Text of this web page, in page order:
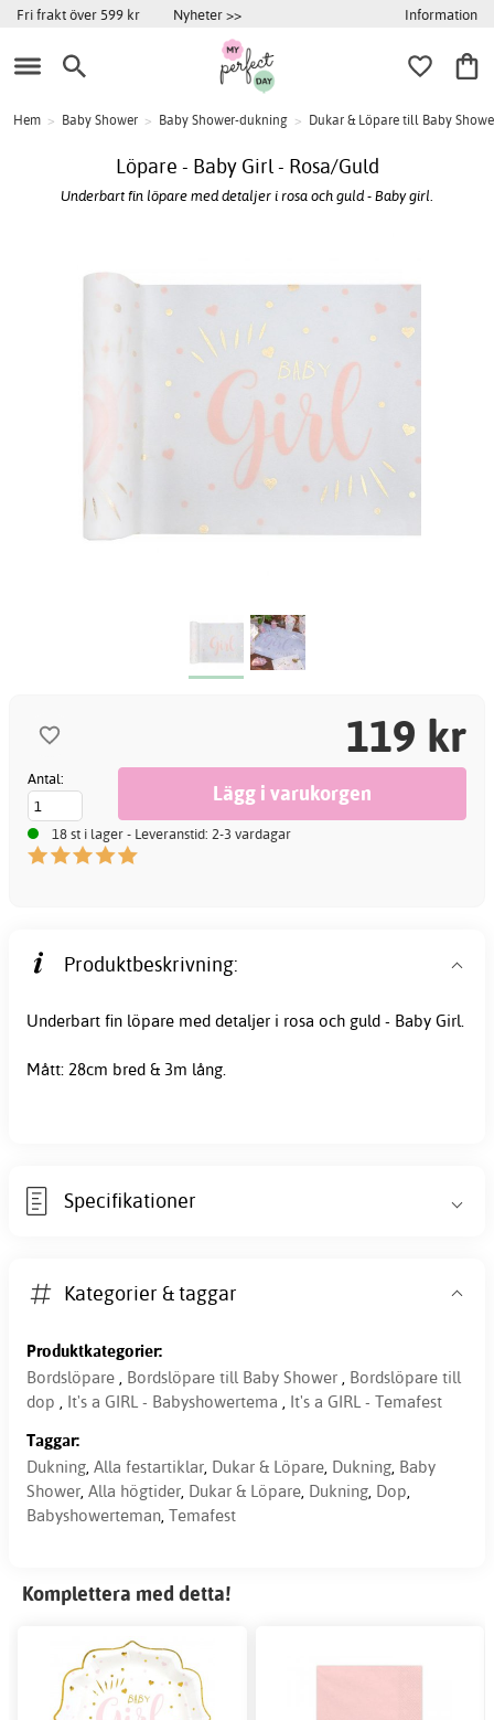
Fri frakt över 599 kr Nyheter >> Information
Hem > Baby Shower > Baby Shower-dukning > Dukar & Löpare till Baby
Löpare - Baby Girl - Rosa/Guld
Underbart fin löpare med detaljer i rosa och guld - Baby girl.
119 kr
Antal:
18 st i lager - Leveranstid: 2-3 vardagar
Produktbeskrivning:
Underbart fin löpare med detaljer i rosa och guld - Baby Girl.
Mått: 28cm bred & 3m lång.
Specifikationer
Kategorier & taggar
Produktkategorier:
Bordslöpare , Bordslöpare till Baby Shower , Bordslöpare till
dop , It's a GIRL - Babyshowertema , It's a GIRL - Temafest
Taggar:
Dukning, Alla festartiklar, Dukar & Löpare, Dukning, Baby
Shower, Alla högtider, Dukar & Löpare, Dukning, Dop,
Babyshowerteman, Temafest
Komplettera med detta!